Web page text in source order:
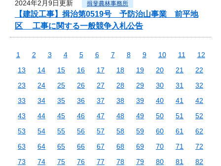
2024年2月9日更新 揖斐農林事務所
【建設工事】揖治第0519号 予防治山事業 前平地
区 工事に関する一般競争入札公告
1 2 3 4 5 6 7 8 9 10 11
12
13
14 15 16 17 18 19 20 21
22
23
24 25 26 27 28 29 30 31
32
33
34 35 36 37 38 39 40 41
42
43
44 45 46 47 48 49 50 51
52
53
54 55 56 57 58 59 60 61
62
63
64 65 66 67 68 69 70 71
72
73
74 75 76 77 78 79 80 81
82